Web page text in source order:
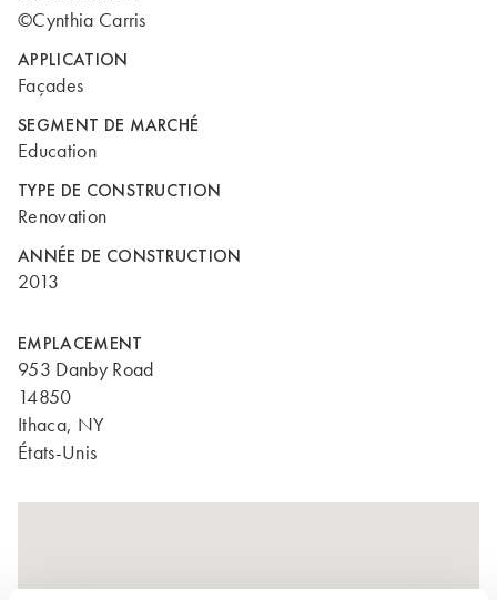
©Cynthia Carris
APPLICATION
Façades
SEGMENT DE MARCHÉ
Education
TYPE DE CONSTRUCTION
Renovation
ANNÉE DE CONSTRUCTION
2013
EMPLACEMENT
953 Danby Road
14850
Ithaca, NY
États-Unis